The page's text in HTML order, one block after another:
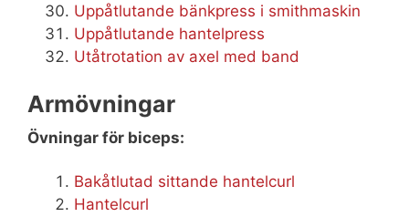
Uppåtlutande bänkpress i smithmaskin
Uppåtlutande hantelpress
Utåtrotation av axel med band
Armövningar
Övningar för biceps:
Bakåtlutad sittande hantelcurl
Hantelcurl